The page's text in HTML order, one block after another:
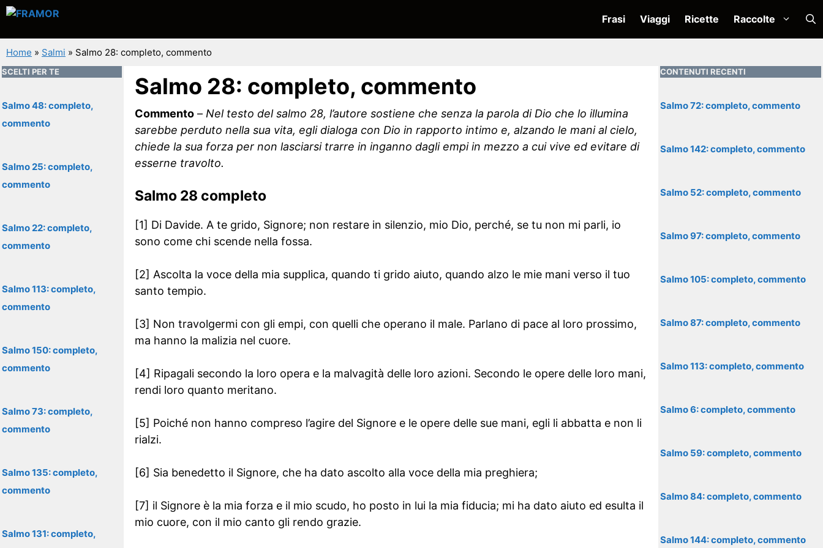
Vai
contenuto
Frasi Viaggi Ricette Raccolte
Home » Salmi » Salmo 28: completo, commento
Salmo 28: completo, commento
Commento– Nel testo del salmo 28, l’autore sostiene che senza la parola di Dio che lo illumina
sarebbe perduto nella sua vita, egli dialoga con Dio in rapporto intimo e, alzando le mani al cielo,
chiede la sua forza per non lasciarsi trarre in inganno dagli empi in mezzo a cui vive ed evitare di
esserne travolto.
Salmo 28 completo
[1] Di Davide. A te grido, Signore; non restare in silenzio, mio Dio, perché, se tu non mi parli, io
sono come chi scende nella fossa.
[2] Ascolta la voce della mia supplica, quando ti grido aiuto, quando alzo le mie mani verso il tuo
santo tempio.
[3] Non travolgermi con gli empi, con quelli che operano il male. Parlano di pace al loro prossimo,
ma hanno la malizia nel cuore.
[4] Ripagali secondo la loro opera e la malvagità delle loro azioni. Secondo le opere delle loro mani,
rendi loro quanto meritano.
[5] Poiché non hanno compreso l’agire del Signore e le opere delle sue mani, egli li abbatta e non li
rialzi.
[6] Sia benedetto il Signore, che ha dato ascolto alla voce della mia preghiera;
[7] il Signore è la mia forza e il mio scudo, ho posto in lui la mia fiducia; mi ha dato aiuto ed esulta il
mio cuore, con il mio canto gli rendo grazie.
SCELTI PER TE
Salmo 48: completo,
commento
Salmo 25: completo,
commento
Salmo 22: completo,
commento
Salmo 113: completo,
commento
Salmo 150: completo,
commento
Salmo 73: completo,
commento
Salmo 135: completo,
commento
Salmo 131: completo,
CONTENUTI RECENTI
Salmo 72: completo, commento
Salmo 142: completo, commento
Salmo 52: completo, commento
Salmo 97: completo, commento
Salmo 105: completo, commento
Salmo 87: completo, commento
Salmo 113: completo, commento
Salmo 6: completo, commento
Salmo 59: completo, commento
Salmo 84: completo, commento
Salmo 144: completo, commento